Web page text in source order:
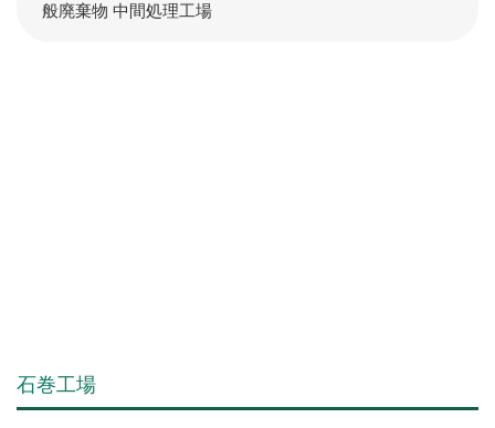
般廃棄物 中間処理工場
石巻工場